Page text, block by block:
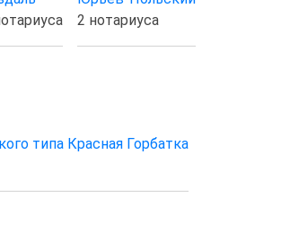
2 нотариуса
типа Красная Горбатка